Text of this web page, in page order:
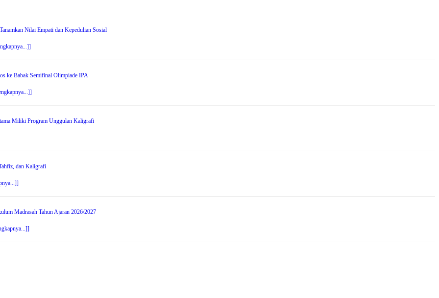
Nilai Empati dan Kepedulian Sosial
ke Babak Semifinal Olimpiade IPA
Miliki Program Unggulan Kaligrafi
dan Kaligrafi
Madrasah Tahun Ajaran 2026/2027